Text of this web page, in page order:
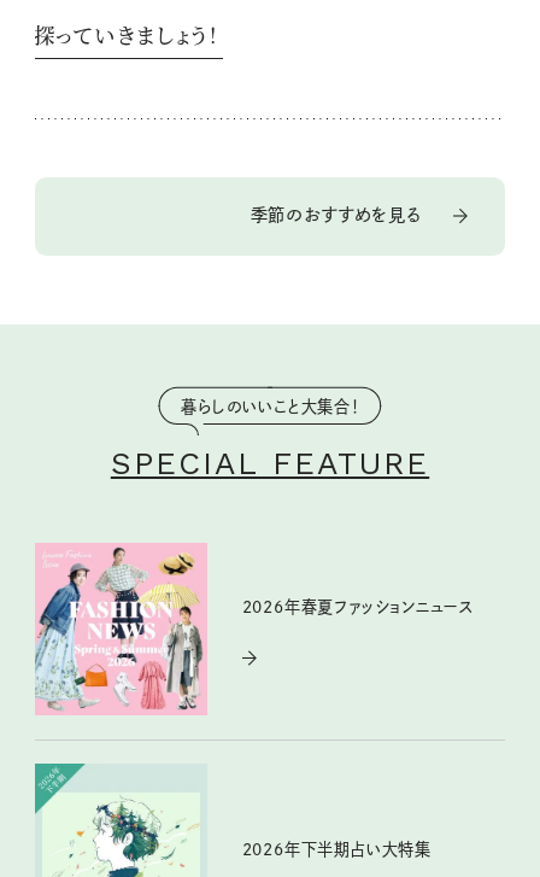
探っていきましょう！
季節のおすすめを見る
暮らしのいいこと大集合！
SPECIAL FEATURE
2026年春夏ファッションニュース
2026年下半期占い大特集